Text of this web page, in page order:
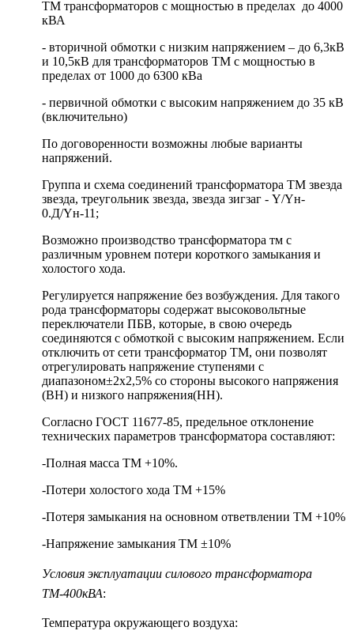
ТМ трансформаторов с мощностью в пределах до 4000
кВА
- вторичной обмотки с низким напряжением – до 6,3кВ
и 10,5кВ для трансформаторов ТМ с мощностью в
пределах от 1000 до 6300 кВа
- первичной обмотки с высоким напряжением до 35 кВ
(включительно)
По договоренности возможны любые варианты
напряжений.
Группа и схема соединений трансформатора ТМ звезда
звезда, треугольник звезда, звезда зигзаг - Y/Yн-
0.Д/Yн-11;
Возможно производство трансформатора тм с
различным уровнем потери короткого замыкания и
холостого хода.
Регулируется напряжение без возбуждения. Для такого
рода трансформаторы содержат высоковольтные
переключатели ПБВ, которые, в свою очередь
соединяются с обмоткой с высоким напряжением. Если
отключить от сети трансформатор ТМ, они позволят
отрегулировать напряжение ступенями с
диапазоном±2х2,5% со стороны высокого напряжения
(ВН) и низкого напряжения(НН).
Согласно ГОСТ 11677-85, предельное отклонение
технических параметров трансформатора составляют:
-Полная масса ТМ +10%.
-Потери холостого хода ТМ +15%
-Потеря замыкания на основном ответвлении ТМ +10%
-Напряжение замыкания ТМ ±10%
Условия эксплуатации силового трансформатора
ТМ-400кВА:
Температура окружающего воздуха: